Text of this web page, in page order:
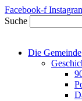
Zum
Inhalt
springen
Facebook-f
Suche
Die Gemeinde